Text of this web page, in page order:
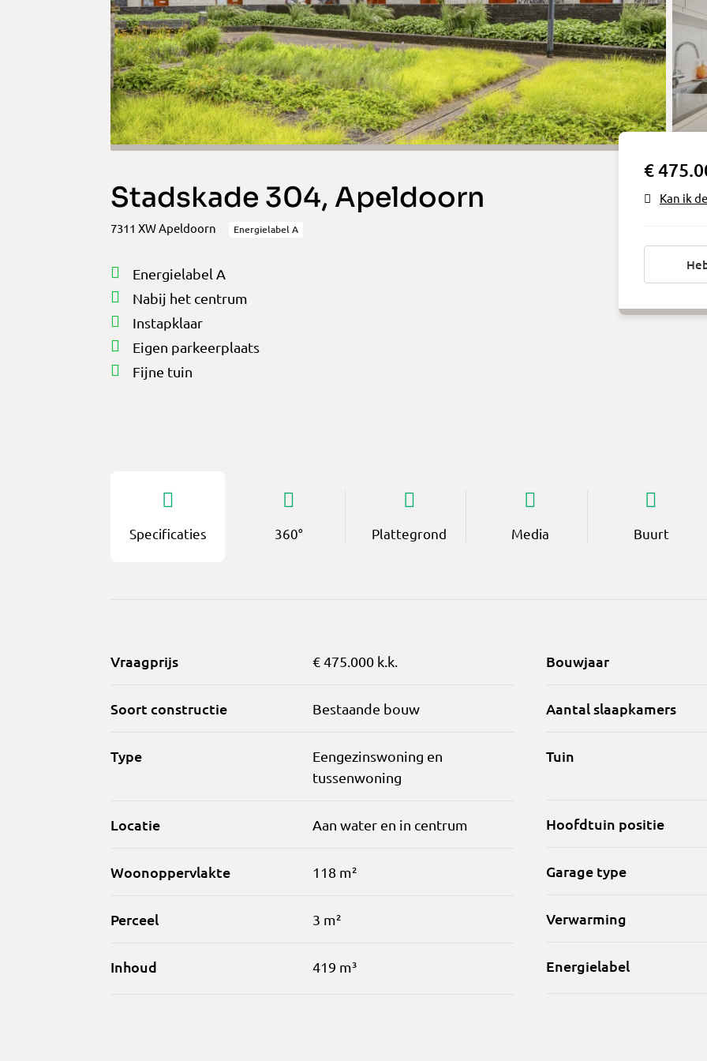
Stadskade 304, Apeldoorn
7311 XW Apeldoorn Energielabel A
Energielabel A
Nabij het centrum
Instapklaar
Eigen parkeerplaats
Fijne tuin
€
Kan ik
Specificaties 360° Plattegrond Media Buurt
Vraagprijs € 475.000 k.k.
Soort constructie Bestaande bouw
Type
Eengezinswoning en
tussenwoning
Locatie Aan water en in centrum
Woonoppervlakte 118 m²
Perceel 3 m²
Inhoud 419 m³
Bouwjaar
Aantal slaapkamers
Tuin
Hoofdtuin positie
Garage type
Verwarming
Energielabel